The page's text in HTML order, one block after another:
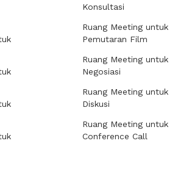
Konsultasi
Ruang Meeting untuk
Pemutaran Film
Ruang Meeting untuk
Negosiasi
Ruang Meeting untuk
Diskusi
Ruang Meeting untuk
Conference Call